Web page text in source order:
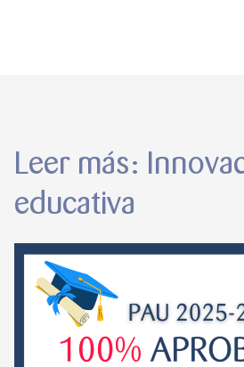
Leer más:
educativa